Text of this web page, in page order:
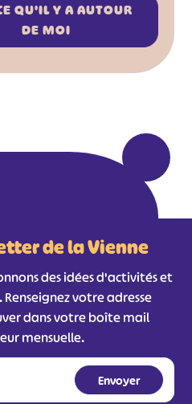
QU'IL Y A AUTOUR
DE MOI
de la Vienne
des idées d'activités et
votre adresse
dans votre boîte mail
mensuelle.